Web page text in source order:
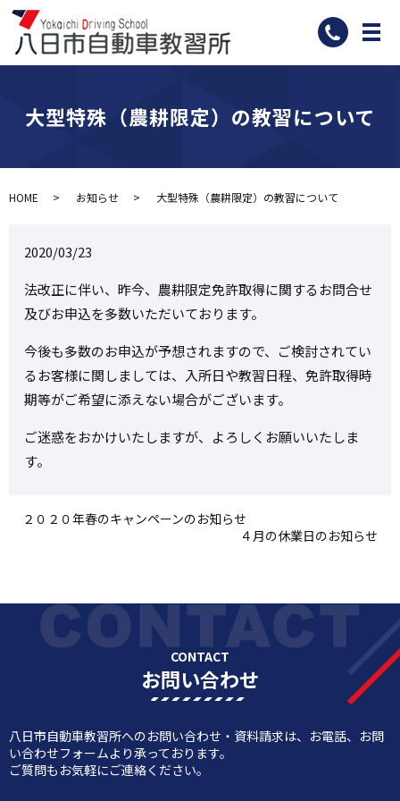
メ
大型特殊（農耕限定）の教習について
HOME お知らせ 大型特殊（農耕限定）の教習について
2020/03/23
法改正に伴い、昨今、農耕限定免許取得に関するお問合せ
及びお申込を多数いただいております。
今後も多数のお申込が予想されますので、ご検討されてい
るお客様に関しましては、入所日や教習日程、免許取得時
期等がご希望に添えない場合がございます。
ご迷惑をおかけいたしますが、よろしくお願いいたしま
す。
２０２０年春のキャンペーンのお知らせ
４月の休業日のお知らせ
CONTACT
お問い合わせ
八日市自動車教習所へのお問い合わせ・資料請求は、お電話、お問
い合わせフォームより承っております。
ご質問もお気軽にご連絡ください。